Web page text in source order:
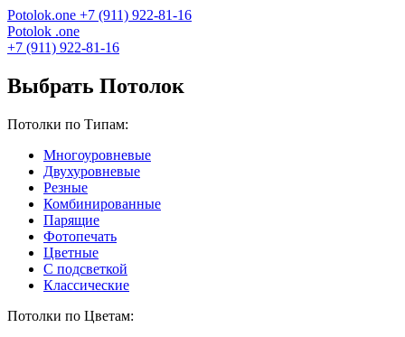
Potolok.one +7 (911) 922-81-16
Potolok .one
+7 (911) 922-81-16
Выбрать Потолок
Потолки по Типам:
Многоуровневые
Двухуровневые
Резные
Комбинированные
Парящие
Фотопечать
Цветные
С подсветкой
Классические
Потолки по Цветам: